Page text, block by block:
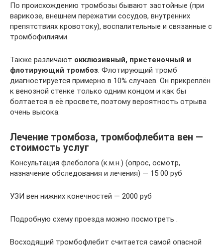
По происхождению тромбозы бывают застойные (при
варикозе, внешнем пережатии сосудов, внутренних
препятствиях кровотоку), воспалительные и связанные с
тромбофилиями.
Также различают окклюзивный, пристеночный и
флотирующий тромбоз . Флотирующий тромб
диагностируется примерно в 10% случаев. Он прикреплён
к венозной стенке только одним концом и как бы
болтается в её просвете, поэтому вероятность отрыва
очень высока.
Лечение тромбоза, тромбофлебита вен —
стоимость услуг
Консультация флеболога (к.м.н.) (опрос, осмотр,
назначение обследования и лечения) — 15 00 руб
УЗИ вен нижних конечностей — 2000 руб
Подробную схему проезда можно посмотреть .
Восходящий тромбофлебит считается самой опасной